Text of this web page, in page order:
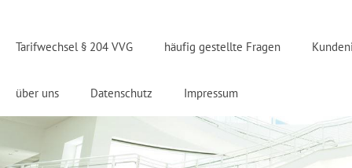
Tarifwechsel § 204 VVG häufig gestellte Fragen
über uns Datenschutz Impressum